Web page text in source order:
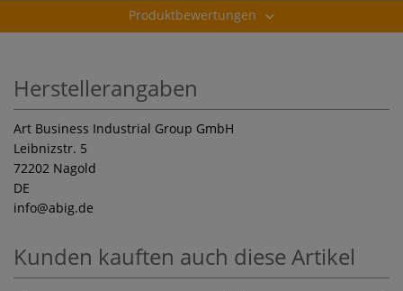
Produktbewertungen
Herstellerangaben
Art Business Industrial Group GmbH
Leibnizstr. 5
72202 Nagold
DE
info@abig.de
Kunden kauften auch diese Artikel